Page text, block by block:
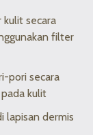
secara
filter
pori secara
kulit
lapisan dermis